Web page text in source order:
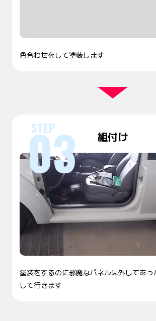
色合わせをして塗装します
組付け
塗装をするのに邪魔なパネルは外してあ
して行きます